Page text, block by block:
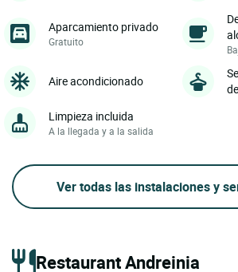
Aparcamiento privado
Gratuito
Aire acondicionado
Limpieza incluida
A la llegada y a la salida
Ver todas las instalaciones y
Restaurant Andreinia